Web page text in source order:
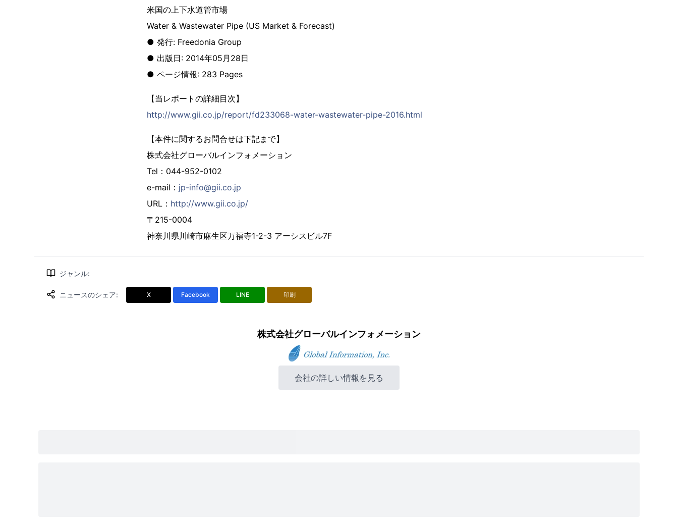
米国の上下水道管市場
Water & Wastewater Pipe (US Market & Forecast)
● 発行: Freedonia Group
● 出版日: 2014年05月28日
● ページ情報: 283 Pages
【当レポートの詳細目次】
http://www.gii.co.jp/report/fd233068-water-wastewater-pipe-2016.html
【本件に関するお問合せは下記まで】
株式会社グローバルインフォメーション
Tel：044-952-0102
e-mail： jp-info@gii.co.jp
URL： http://www.gii.co.jp/
〒215-0004
神奈川県川崎市麻生区万福寺1-2-3 アーシスビル7F
ジャンル:
ニュースのシェア: X Facebook LINE 印刷
株式会社グローバルインフォメーション
会社の詳しい情報を見る